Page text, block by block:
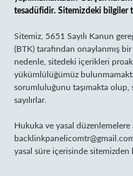
tesadüfidir. Sitemizdeki bilgiler
Sitemiz, 5651 Sayılı Kanun
(BTK) tarafından onaylanmış
nedenle, sitedeki içerikleri
yükümlülüğümüz
sorumluluğunu taşımakta
sayılırlar.
Hukuka ve yasal
yasal süre içerisinde sitemizden